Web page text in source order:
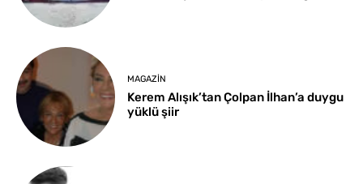
MAGAZIN
Kerem Alışık’tan Çolpan İlhan’a duygu
yüklü şiir